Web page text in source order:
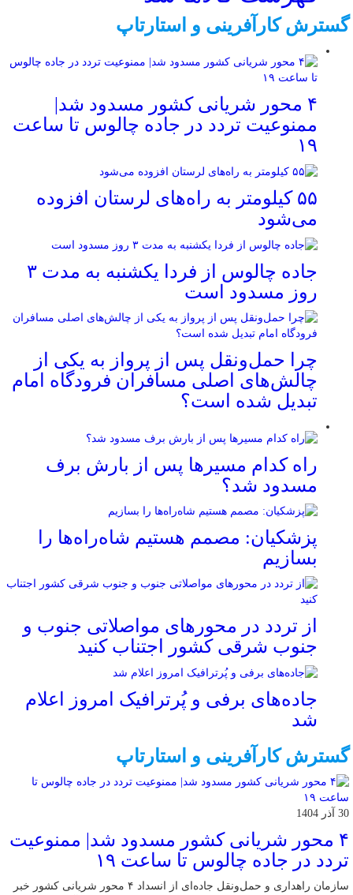
گسترش کارآفرینی و استارتاپ
۴ محور شریانی کشور مسدود شد|
ممنوعیت تردد در جاده چالوس تا ساعت
۱۹
۵۵ کیلومتر به راه‌های لرستان افزوده
می‌شود
جاده چالوس از فردا یکشنبه به مدت ۳
روز مسدود است
چرا حمل‌ونقل پس از پرواز به یکی از
چالش‌های اصلی مسافران فرودگاه امام
تبدیل شده است؟
راه کدام مسیرها پس از بارش برف
مسدود شد؟
پزشکیان: مصمم هستیم شاه‌راه‌ها را
بسازیم
از تردد در محورهای مواصلاتی جنوب و
جنوب شرقی کشور اجتناب کنید
جاده‌های برفی و پُرترافیک امروز اعلام
شد
گسترش کارآفرینی و استارتاپ
30 آذر 1404
۴ محور شریانی کشور مسدود شد| ممنوعیت
تردد در جاده چالوس تا ساعت ۱۹
سازمان راهداری و حمل‌ونقل جاده‌ای از انسداد ۴ محور شریانی کشور خبر